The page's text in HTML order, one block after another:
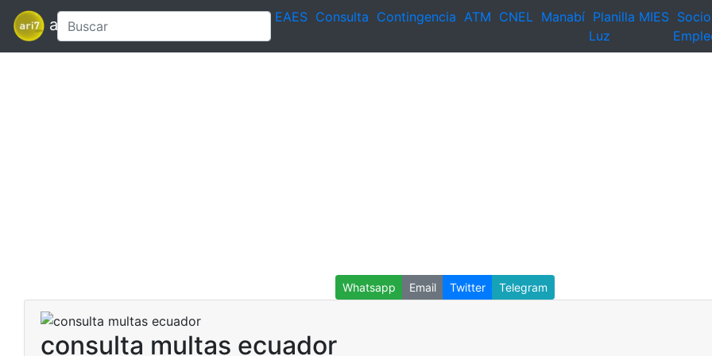
ari7 EAES Consulta Contingencia ATM CNEL Manabí Planilla
Luz
MIES Socio
Whatsapp Email Twitter Telegram
consulta multas ecuador